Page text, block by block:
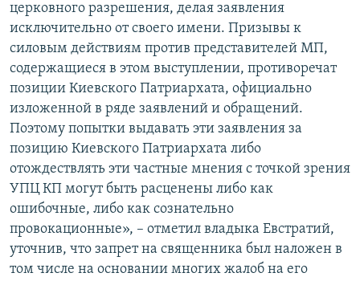
церковного разрешения, делая заявления
исключительно от своего имени. Призывы к
силовым действиям против представителей МП,
содержащиеся в этом выступлении, противоречат
позиции Киевского Патриархата, официально
изложенной в ряде заявлений и обращений.
Поэтому попытки выдавать эти заявления за
позицию Киевского Патриархата либо
отождествлять эти частные мнения с точкой зрения
УПЦ КП могут быть расценены либо как
ошибочные, либо как сознательно
провокационные», – отметил владыка Евстратий,
уточнив, что запрет на священника был наложен в
том числе на основании многих жалоб на его